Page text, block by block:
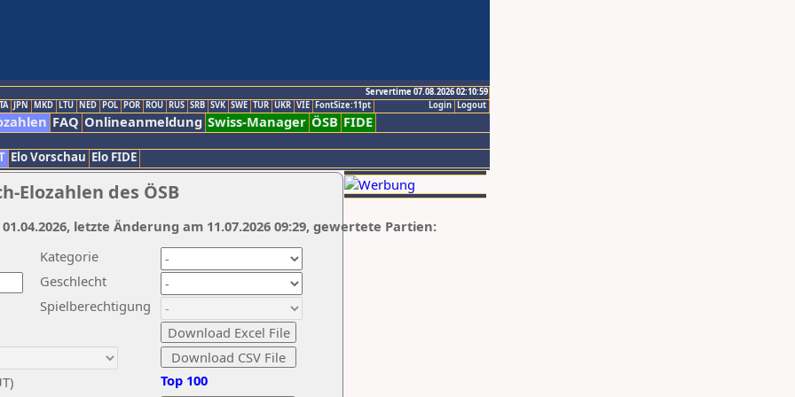
Servertime 07.08.2026 02:10:59
Logout
Login
JPN MKD LTU NED POL POR ROU RUS SRB SVK SWE TUR UKR VIE FontSize:11pt
FAQ Onlineanmeldung Swiss-Manager ÖSB FIDE
Elo Vorschau Elo FIDE
Elozahlen des ÖSB
Kategorie
Geschlecht
Spielberechtigung
Top 100
letzte Änderung am 11.07.2026 09:29, gewertete Partien: